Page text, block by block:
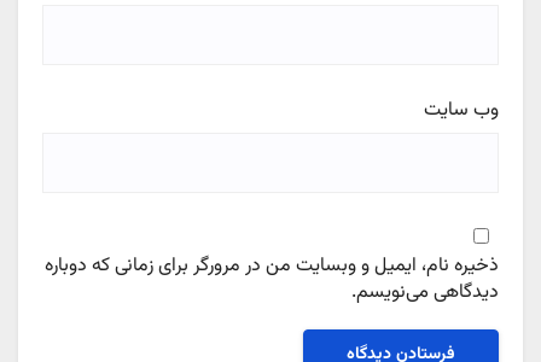
وب‌ سایت
ذخیره نام، ایمیل و وبسایت من در مرورگر برای زمانی که دوباره
دیدگاهی می‌نویسم.